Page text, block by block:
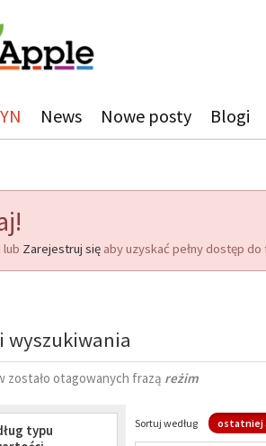
News Nowe posty Blogi
lub Zarejestruj się aby uzyskać pełny dostęp do
wyszukiwania
zostało otagowanych frazą reżim
typu
Sortuj według ostatniej